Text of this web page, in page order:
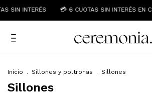
INTERÉS 💳 6 CUOTAS SIN INTERÉS EN
Inicio . Sillones y poltronas . Sillones
Sillones